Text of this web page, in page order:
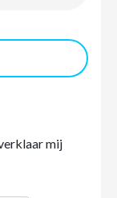
mij